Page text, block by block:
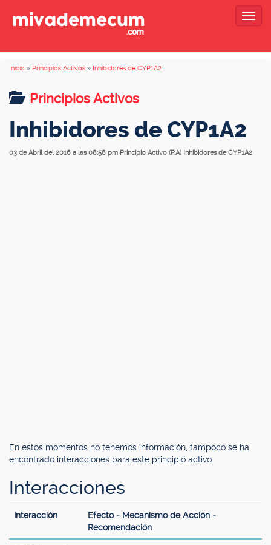
Inicio » Principios Activos » Inhibidores de CYP1A2
Principios Activos
Inhibidores de CYP1A2
03 de Abril del 2016 a las 08:58 pm Principio Activo (P.A) Inhibidores de CYP1A2
En estos momentos no tenemos información, tampoco se ha
encontrado interacciones para este principio activo.
Interacciones
Interacción
Efecto - Mecanismo de Acción -
Recomendación